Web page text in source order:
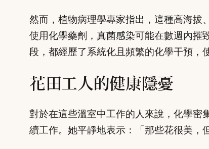
然而，植物病理學專家指出，這種高海拔
使用化學藥劑，真菌感染可能在數週內摧
段，都經歷了系統化且頻繁的化學干預，
花田工人的健康隱憂
對於在這些溫室中工作的人來說，化學密
續工作。她平靜地表示：「那些花很美，